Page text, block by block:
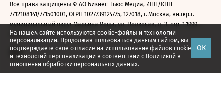
На нашем сайте используются cookie-файлы и технологии
персонализации. Продолжая пользоваться данным сайтом, вы
подтверждаете свое согласие на использование файлов cookie
и технологий персонализации в соответствии с Политикой в
отношении обработки персональных данных.
ОК
Все права защищены © АО Бизнес Ньюс Медиа, ИНН/КПП
7712108141/771501001, ОГРН 1027739124775, 127018, г. Москва, вн.тер.г.
муниципальный округ Марьина Роща, ул. Полковая, д. 3, стр. 1 1999—
2026